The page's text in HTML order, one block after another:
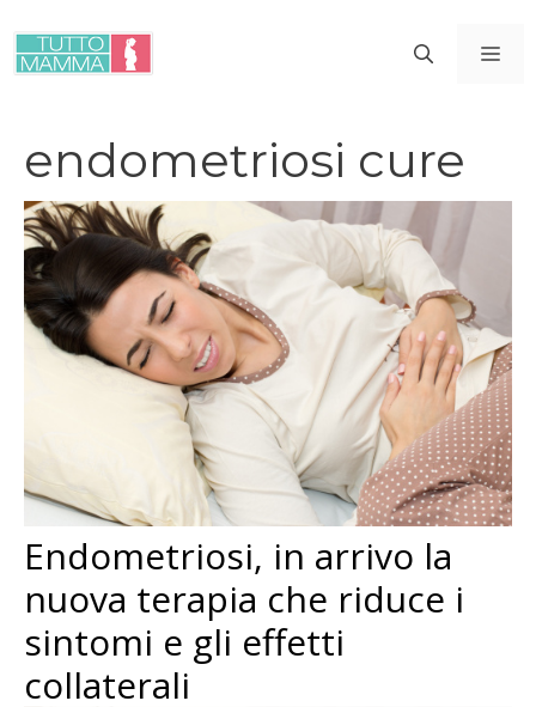
contenuto
endometriosi cure
Endometriosi, in arrivo la
nuova terapia che riduce i
sintomi e gli effetti
collaterali